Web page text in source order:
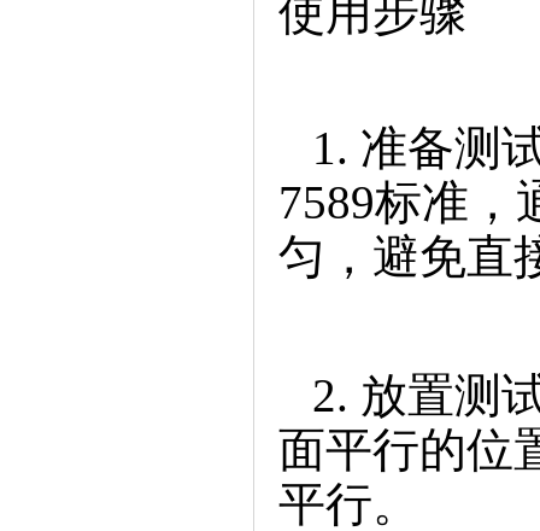
使用步骤
1.准备测
7589标准，
匀，避免直
2.放置测
面平行的位
平行。